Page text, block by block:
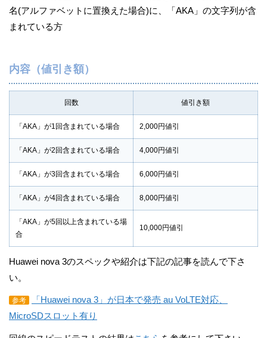
名(アルファベットに置換えた場合)に、「AKA」の文字列が含
まれている方
内容（値引き額）
回数 値引き額
「AKA」が1回含まれている場合 2,000円値引
「AKA」が2回含まれている場合 4,000円値引
「AKA」が3回含まれている場合 6,000円値引
「AKA」が4回含まれている場合 8,000円値引
「AKA」が5回以上含まれている場
合
10,000円値引
Huawei nova 3のスペックや紹介は下記の記事を読んで下さ
い。
参考
「Huawei nova 3」が日本で発売 au VoLTE対応、
MicroSDスロット有り